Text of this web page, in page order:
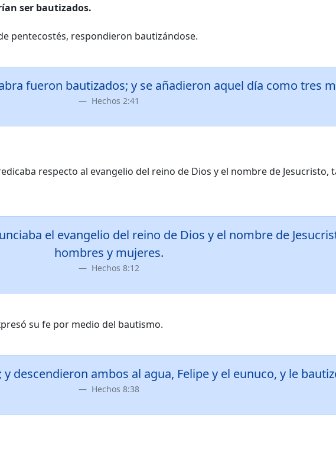
ser bautizados.
pentecostés, respondieron bautizándose.
fueron bautizados; y se añadieron aquel día como tres
Hechos 2:41
respecto al evangelio del reino de Dios y el nombre de Jesucristo,
el evangelio del reino de Dios y el nombre de
hombres y mujeres.
Hechos 8:12
su fe por medio del bautismo.
descendieron ambos al agua, Felipe y el eunuco, y le
Hechos 8:38